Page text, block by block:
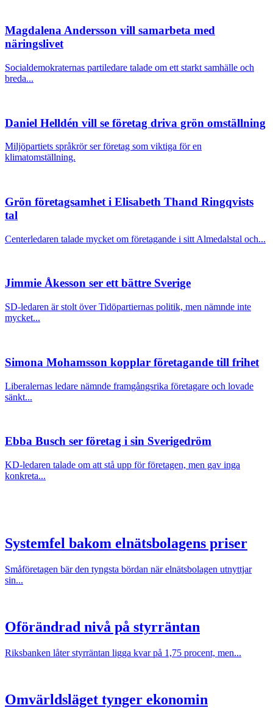
Magdalena Andersson vill samarbeta med
näringslivet
Socialdemokraternas partiledare talade om ett starkt samhälle och
breda...
Daniel Helldén vill se företag driva grön omställning
Miljöpartiets språkrör ser företag som viktiga för en
klimatomställning.
Grön företagsamhet i Elisabeth Thand Ringqvists
tal
Centerledaren talade mycket om företagande i sitt Almedalstal och...
Jimmie Åkesson ser ett bättre Sverige
SD-ledaren är stolt över Tidöpartiernas politik, men nämnde inte
mycket...
Simona Mohamsson kopplar företagande till frihet
Liberalernas ledare nämnde framgångsrika företagare och lovade
sänkt...
Ebba Busch ser företag i sin Sverigedröm
KD-ledaren talade om att stå upp för företagen, men gav inga
konkreta...
Systemfel bakom elnätsbolagens priser
Småföretagen bär den tyngsta bördan när elnätsbolagen utnyttjar
sin...
Oförändrad nivå på styrräntan
Riksbanken låter styrräntan ligga kvar på 1,75 procent, men...
Omvärldsläget tynger ekonomin